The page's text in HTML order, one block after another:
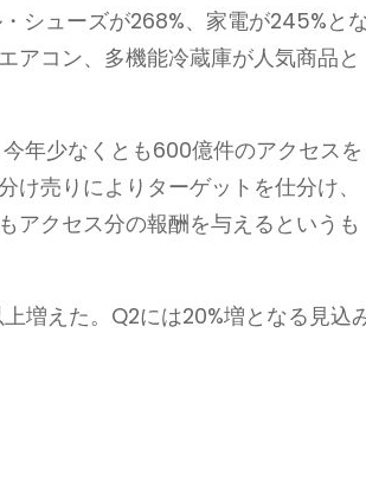
シューズが268%、家電が245%と
アコン、多機能冷蔵庫が人気商品と
年少なくとも600億件のアクセスを
売りによりターゲットを仕分け、
アクセス分の報酬を与えるというも
増えた。Q2には20%増となる見込